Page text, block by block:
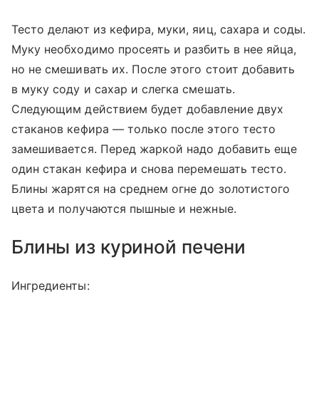
Тесто делают из кефира, муки, яиц, сахара и соды.
Муку необходимо просеять и разбить в нее яйца,
но не смешивать их. После этого стоит добавить
в муку соду и сахар и слегка смешать.
Следующим действием будет добавление двух
стаканов кефира — только после этого тесто
замешивается. Перед жаркой надо добавить еще
один стакан кефира и снова перемешать тесто.
Блины жарятся на среднем огне до золотистого
цвета и получаются пышные и нежные.
Блины из куриной печени
Ингредиенты: